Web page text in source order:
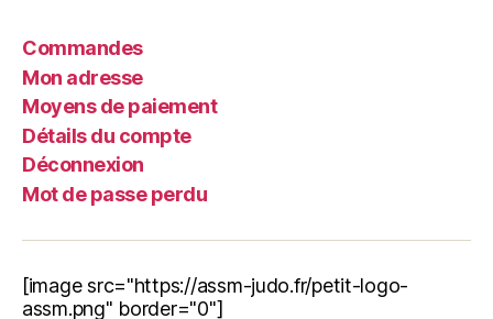
Commandes
Mon adresse
Moyens de paiement
Détails du compte
Déconnexion
Mot de passe perdu
[image src="https://assm-judo.fr/petit-logo-
assm.png" border="0"]